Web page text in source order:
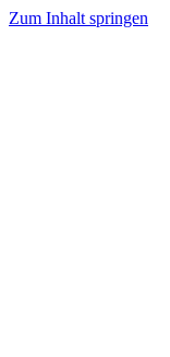
Zum Inhalt springen